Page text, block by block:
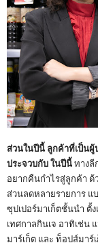
ส่วนในปีนี้ ลูกค้าที่เป็น
ประจวบกับ ในปีนี้ ทางลี
อยากคืนกำไรสู่ลูกค้า
ส่วนลดหลายรายการ
ซุปเปอร์มาเก็ตชั้นนำ ตั้
เทศกาลกินเจ อาทิเช่น
มาร์เก็ต และ ท็อปส์มา